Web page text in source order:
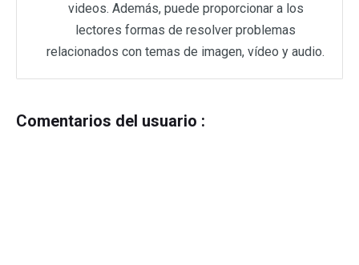
videos. Además, puede proporcionar a los
lectores formas de resolver problemas
relacionados con temas de imagen, vídeo y audio.
Comentarios del usuario :